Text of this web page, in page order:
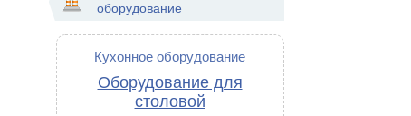
оборудование
Кухонное оборудование
Оборудование для
столовой